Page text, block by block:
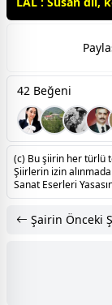
42 Beğeni
(c) Bu şiirin her türlü
Şiirlerin izin
Sanat Eserleri
Şairin Önceki